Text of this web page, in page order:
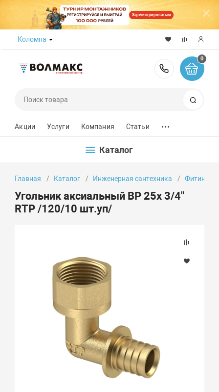
Зарегистрироваться
Коломна
8 (800)
0
Акции Услуги Компания Статьи ...
Каталог
Главная Каталог Инженерная сантехника Фитинги
Угольник аксиальный ВР 25х 3/4"
RTP /120/10 шт.уп/